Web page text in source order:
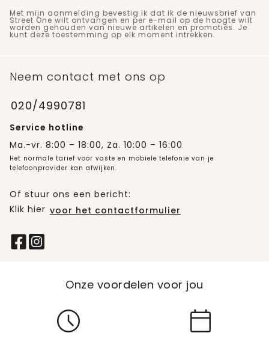
Met mijn aanmelding bevestig ik dat ik de nieuwsbrief van
Street One wilt ontvangen en per e-mail op de hoogte wilt
worden gehouden van nieuwe artikelen en promoties. Je
kunt deze toestemming op elk moment intrekken.
Neem contact met ons op
020/4990781
Service hotline
Ma.-vr. 8:00 – 18:00, Za. 10:00 – 16:00
Het normale tarief voor vaste en mobiele telefonie van je
telefoonprovider kan afwijken.
Of stuur ons een bericht:
Klik hier voor het contactformulier
Onze voordelen voor jou